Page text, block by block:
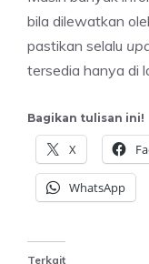
bila dilewatkan
pastikan selalu
tersedia hanya di
Bagikan tulisan ini!
X
WhatsApp
Terkait